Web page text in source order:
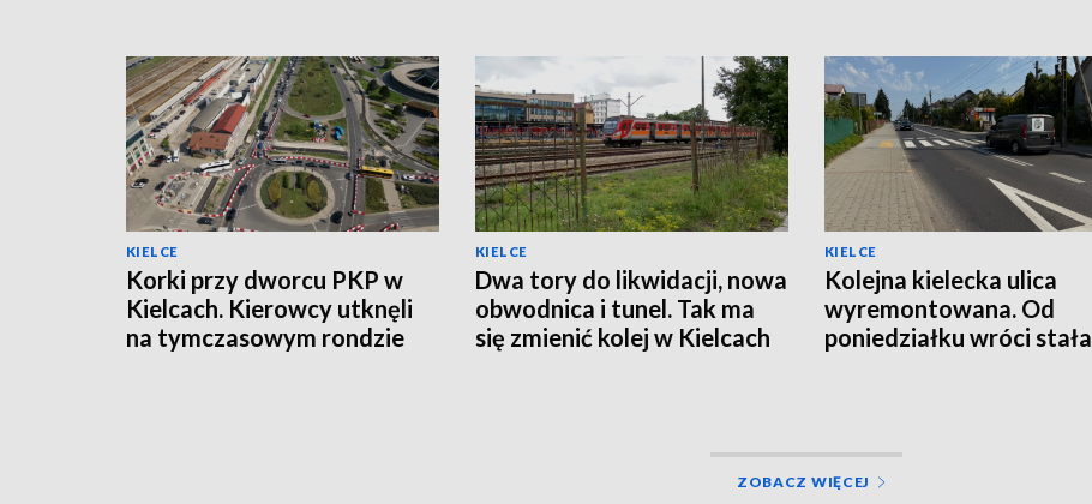
KIELCE
Korki przy dworcu PKP w
Kielcach. Kierowcy utknęli
na tymczasowym rondzie
KIELCE
Dwa tory do likwidacji, nowa
obwodnica i tunel. Tak ma
się zmienić kolej w Kielcach
KIELCE
Kolejna kielecka ulica
wyremontowana. Od
poniedziałku wróci stała
ZOBACZ WIĘCEJ